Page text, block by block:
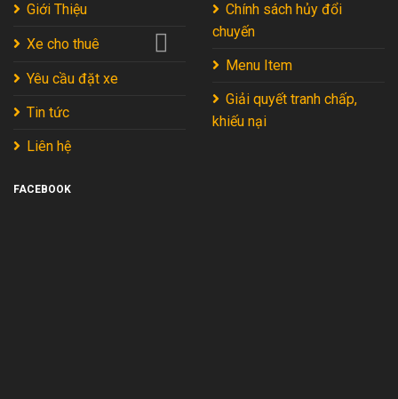
Giới Thiệu
Xe cho thuê
Yêu cầu đặt xe
Tin tức
Liên hệ
Chính sách hủy đổi
chuyến
Menu Item
Giải quyết tranh chấp,
khiếu nại
FACEBOOK